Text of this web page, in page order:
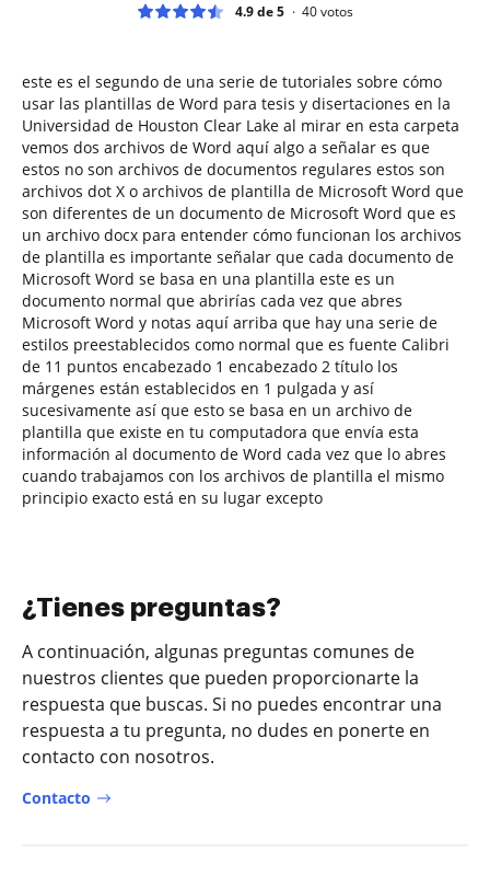
4.9 de 5 40votos
este es el segundo de una serie de tutoriales sobre cómo
usar las plantillas de Word para tesis y disertaciones en la
Universidad de Houston Clear Lake al mirar en esta carpeta
vemos dos archivos de Word aquí algo a señalar es que
estos no son archivos de documentos regulares estos son
archivos dot X o archivos de plantilla de Microsoft Word que
son diferentes de un documento de Microsoft Word que es
un archivo docx para entender cómo funcionan los archivos
de plantilla es importante señalar que cada documento de
Microsoft Word se basa en una plantilla este es un
documento normal que abrirías cada vez que abres
Microsoft Word y notas aquí arriba que hay una serie de
estilos preestablecidos como normal que es fuente Calibri
de 11 puntos encabezado 1 encabezado 2 título los
márgenes están establecidos en 1 pulgada y así
sucesivamente así que esto se basa en un archivo de
plantilla que existe en tu computadora que envía esta
información al documento de Word cada vez que lo abres
cuando trabajamos con los archivos de plantilla el mismo
principio exacto está en su lugar excepto
¿Tienes preguntas?
A continuación, algunas preguntas comunes de
nuestros clientes que pueden proporcionarte la
respuesta que buscas. Si no puedes encontrar una
respuesta a tu pregunta, no dudes en ponerte en
contacto con nosotros.
Contacto